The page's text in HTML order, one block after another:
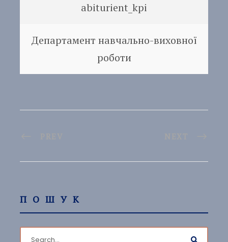
abiturient_kpi
Департамент навчально-виховної
роботи
ПОШУК